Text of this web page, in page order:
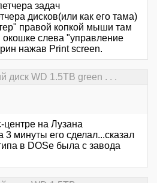
задач
дисков(или как его тама)
правой копкой мыши там
слева "управление
нажав Print screen.
диск WD 1.5TB green . . .
центре на Лузана
3 минуты его сделал...сказал
в DOSe была с завода